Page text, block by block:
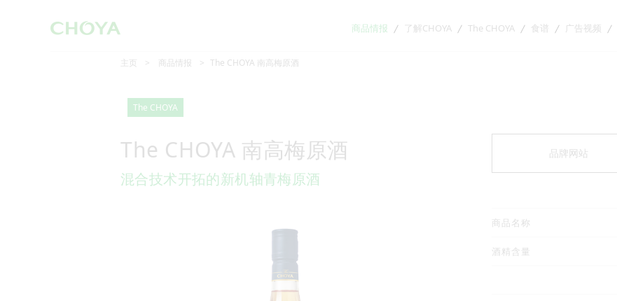
商品情报 了解CHOYA The CHOYA 食谱 广告视频
主页 商品情报 The CHOYA 南高梅原酒
The CHOYA
The CHOYA 南高梅原酒
混合技术开拓的新机轴青梅原酒
品牌网站
商品名称
酒精含量